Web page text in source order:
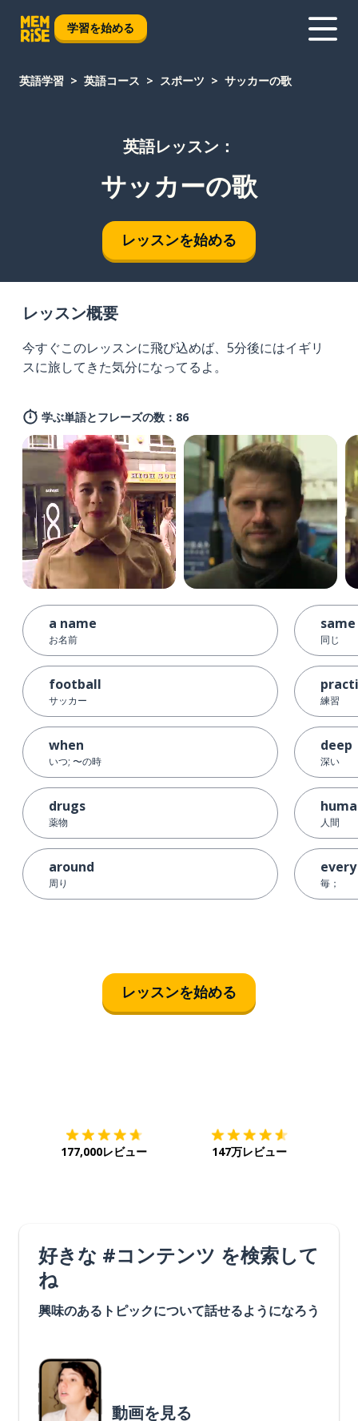
学習を始める
英語学習 英語コース スポーツ サッカーの歌
英語レッスン：
サッカーの歌
レッスンを始める
レッスン概要
今すぐこのレッスンに飛び込めば、5分後にはイギリ
スに旅してきた気分になってるよ。
学ぶ単語とフレーズの数：86
a name
お名前
football
サッカー
when
いつ; 〜の時
drugs
薬物
around
周り
same
同じ
練習
deep
深い
人間
every
毎；
レッスンを始める
177,000レビュー 147万レビュー
好きな #コンテンツ を検索して
ね
興味のあるトピックについて話せるようになろう
動画を見る